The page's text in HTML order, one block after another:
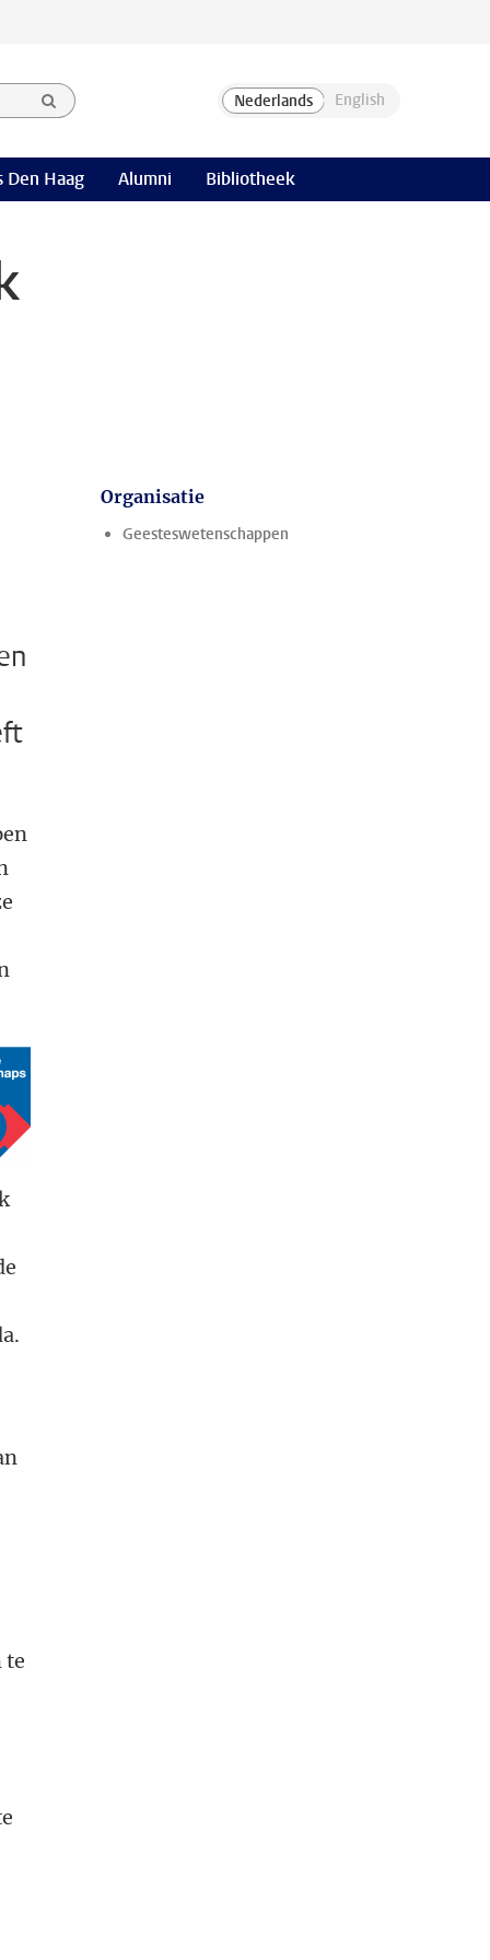
Den Haag Alumni Bibliotheek
te
Organisatie
Geesteswetenschappen